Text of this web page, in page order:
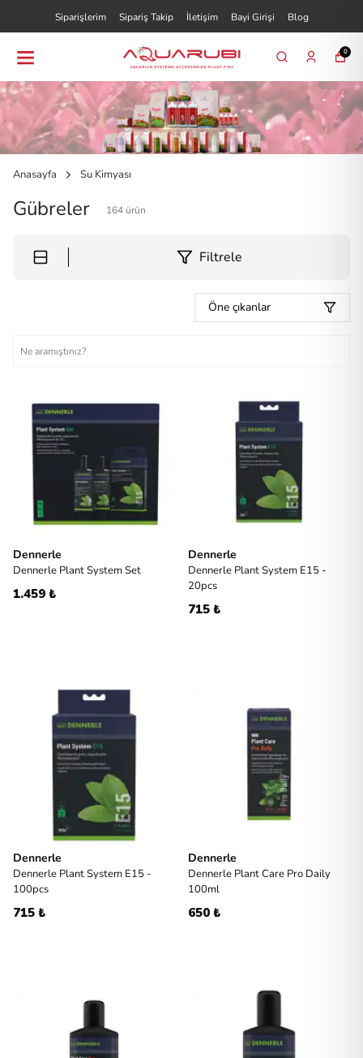
Siparişlerim Sipariş Takip İletişim Bayi Girişi Blog
0
Anasayfa Su Kimyası
Gübreler 164 ürün
Filtrele
Öne çıkanlar
Dennerle
Dennerle Plant System Set
1.459 ₺
Dennerle
Dennerle Plant System E15 -
20pcs
715 ₺
Dennerle
Dennerle Plant System E15 -
100pcs
715 ₺
Dennerle
Dennerle Plant Care Pro Daily
100ml
650 ₺